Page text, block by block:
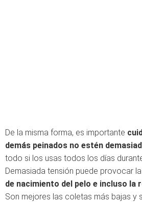
De la misma forma, es importante
demás peinados no estén
todo si los usas todos los días
Demasiada tensión puede provocar la
de nacimiento del pelo e incluso la
Son mejores las coletas más bajas y